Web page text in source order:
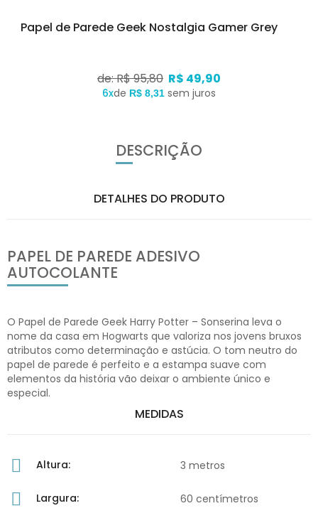
Papel de Parede Geek Nostalgia Gamer Grey
de: R$ 95,80 R$ 49,90
6xde R$ 8,31 sem juros
DESCRIÇÃO
DETALHES DO PRODUTO
PAPEL DE PAREDE ADESIVO
AUTOCOLANTE
O Papel de Parede Geek Harry Potter – Sonserina leva o
nome da casa em Hogwarts que valoriza nos jovens bruxos
atributos como determinação e astúcia. O tom neutro do
papel de parede é perfeito e a estampa suave com
elementos da história vão deixar o ambiente único e
especial.
MEDIDAS
Altura: 3 metros
Largura: 60 centímetros